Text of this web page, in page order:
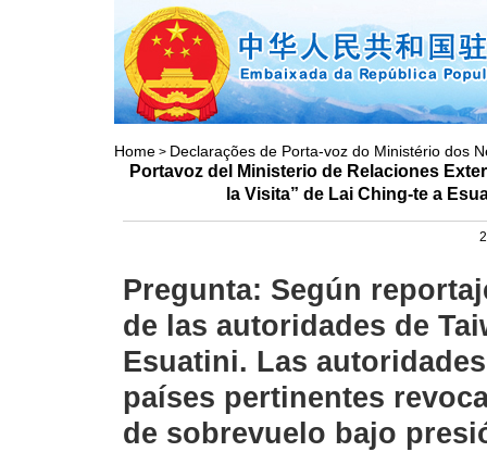
Home > Declarações de Porta-voz do Ministério dos
Portavoz del Ministerio de Relaciones
la Visita” de Lai Ching-te a
Pregunta: Según
de las autoridades de
Esuatini. Las
países pertinentes
de sobrevuelo bajo